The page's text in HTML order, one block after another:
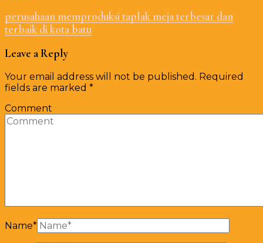
perusahaan memproduksi taplak meja terbesar dan
terbaik di kota batu
Leave a Reply
Your email address will not be published. Required
fields are marked *
Comment
Name*